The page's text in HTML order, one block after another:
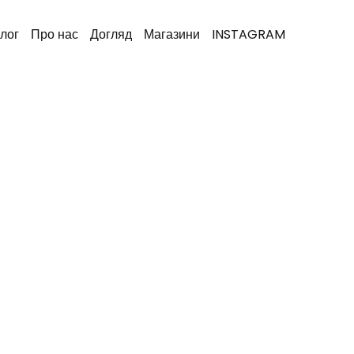
Про нас Догляд Магазини INSTAGRAM